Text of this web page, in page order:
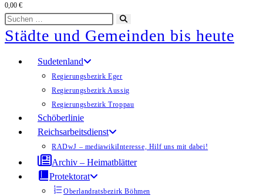
0,00 €
Diese
Website
durchsuchen
starten
Städte und Gemeinden bis heute
Sudetenland
Regierungsbezirk Eger
Regierungsbezirk Aussig
Regierungsbezirk Troppau
Schöberlinie
Reichsarbeitsdienst
RADwJ – mediawikiInteresse, Hilf uns mit dabei!
Archiv – Heimatblätter
Protektorat
Oberlandratsbezirk Böhmen